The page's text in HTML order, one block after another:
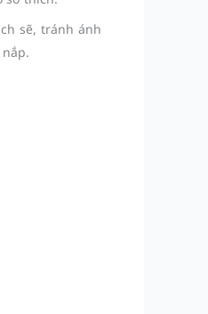
sẽ, tránh ánh